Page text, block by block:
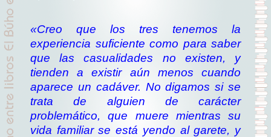
«Creo que los tres tenemos la
experiencia suficiente como para saber
que las casualidades no existen, y
tienden a existir aún menos cuando
aparece un cadáver. No digamos si se
trata de alguien de carácter
problemático, que muere mientras su
vida familiar se está yendo al garete, y